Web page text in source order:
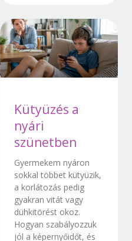
Kütyüzés a
nyári
szünetben
Gyermekem nyáron
sokkal többet kütyüzik,
a korlátozás pedig
gyakran vitát vagy
dühkitörést okoz.
Hogyan szabályozzuk
jól a képernyőidőt, és